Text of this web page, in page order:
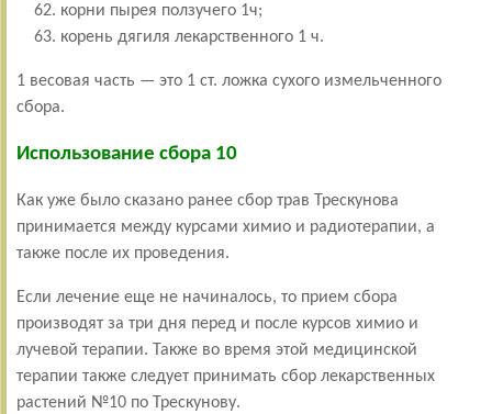
корни пырея ползучего 1ч;
корень дягиля лекарственного 1 ч.
1 весовая часть — это 1 ст. ложка сухого измельченного
сбора.
Использование сбора 10
Как уже было сказано ранее сбор трав Трескунова
принимается между курсами химио и радиотерапии, а
также после их проведения.
Если лечение еще не начиналось, то прием сбора
производят за три дня перед и после курсов химио и
лучевой терапии. Также во время этой медицинской
терапии также следует принимать сбор лекарственных
растений №10 по Трескунову.